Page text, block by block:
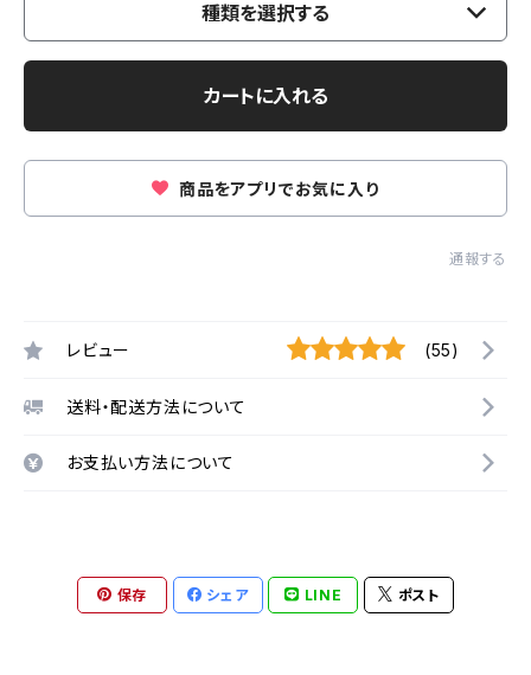
種類を選択する
カートに入れる
商品をアプリでお気に入り
通報する
レビュー (55)
送料・配送方法について
お支払い方法について
保存 シェア LINE ポスト